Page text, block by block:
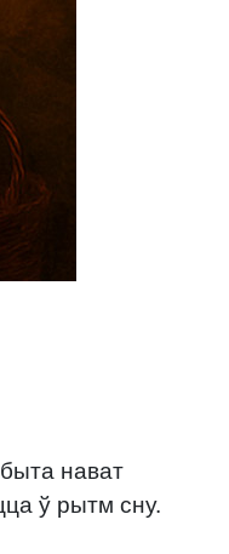
нават
ў рытм сну.